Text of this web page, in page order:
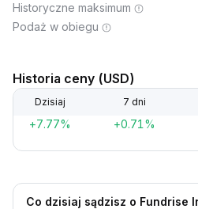
Historyczne maksimum
Podaż w obiegu
Historia ceny (USD)
Dzisiaj 7 dni
+7.77% +0.71%
Co dzisiaj sądzisz o Fundrise